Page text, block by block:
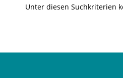
Unter diesen Suchkriterien